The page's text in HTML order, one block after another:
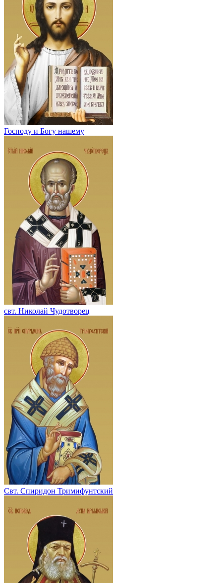
Господу и Богу нашему
свт. Николай Чудотворец
Свт. Спиридон Тримифунтский